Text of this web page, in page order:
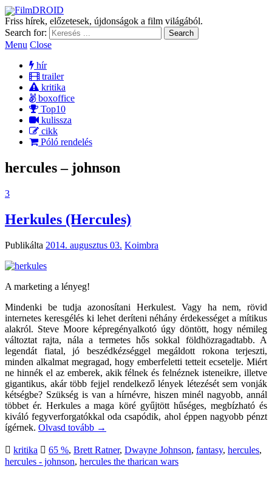
FilmDROID
Friss hírek, előzetesek, újdonságok a film világából.
Search for:
Menu Close
hír
trailer
kritika
boxoffice
Top10
kulissza
cikk
Póló rendelés
hercules – johnson
3
Herkules (Hercules)
Publikálta 2014. augusztus 03. Koimbra
A marketing a lényeg!
Mindenki be tudja azonosítani Herkulest. Vagy ha nem, rövid
internetes keresgélés ki lehet deríteni néhány érdekességet a mítikus
alakról. Steve Moore képregényalkotó úgy döntött, hogy némileg
változtat rajta, nála a termetes hős sokkal földhözragadtabb. A
legendát fiatal, jó beszédkézséggel megáldott rokona terjeszti,
minden alkalmat megragad, hogy emberfeletti tetteit ecsetelje. Miért
ne hinnék el az emberek, akik félnek és felnéznek isteneikre, illetve
gigantikus, akár több fejjel rendelkező lények létezését sem vonják
kétségbe? Szükség is van a hírnévre, hiszen minél nagyobb, annál
többet ér. Herkules a maga köré gyűjtött hűséges, megbízható és
kiváló fegyverforgatókkal oda csapódik, ahol éppen nagyobb pénzt
ígérnek. Olvasd tovább →
kritika 65 %, Brett Ratner, Dwayne Johnson, fantasy, hercules,
hercules - johnson, hercules the tharican wars